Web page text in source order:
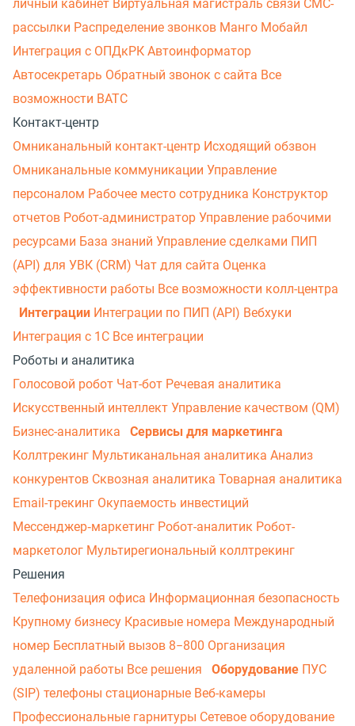
личный кабинет Виртуальная магистраль связи СМС-
рассылки Распределение звонков Манго Мобайл
Интеграция с ОПДкРК Автоинформатор
Автосекретарь Обратный звонок с сайта Все
возможности ВАТС
Контакт-центр
Омниканальный контакт-центр Исходящий обзвон
Омниканальные коммуникации Управление
персоналом Рабочее место сотрудника Конструктор
отчетов Робот-администратор Управление рабочими
ресурсами База знаний Управление сделками ПИП
(API) для УВК (CRM) Чат для сайта Оценка
эффективности работы Все возможности колл-центра
Интеграции Интеграции по ПИП (API) Вебхуки
Интеграция с 1С Все интеграции
Роботы и аналитика
Голосовой робот Чат-бот Речевая аналитика
Искусственный интеллект Управление качеством (QM)
Бизнес-аналитика
Сервисы для маркетинга
Коллтрекинг Мультиканальная аналитика Анализ
конкурентов Сквозная аналитика Товарная аналитика
Email-трекинг Окупаемость инвестиций
Мессенджер‑маркетинг Робот-аналитик Робот-
маркетолог Мультирегиональный коллтрекинг
Решения
Телефонизация офиса Информационная безопасность
Крупному бизнесу Красивые номера Международный
номер Бесплатный вызов 8−800 Организация
удаленной работы Все решения Оборудование ПУС
(SIP) телефоны стационарные Веб-камеры
Профессиональные гарнитуры Сетевое оборудование